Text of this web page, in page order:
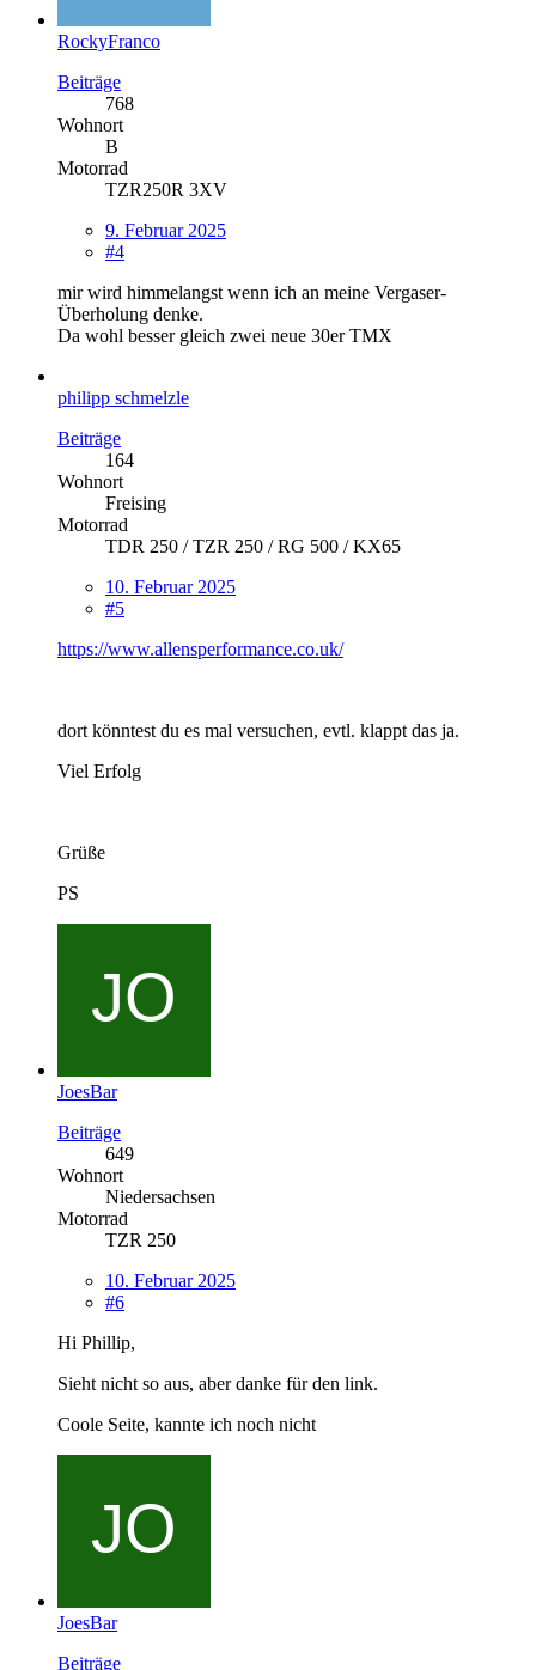
RockyFranco
Beiträge
768
Wohnort
B
Motorrad
TZR250R 3XV
9. Februar 2025
#4
mir wird himmelangst wenn ich an meine Vergaser-
Überholung denke.
Da wohl besser gleich zwei neue 30er TMX
philipp schmelzle
Beiträge
164
Wohnort
Freising
Motorrad
TDR 250 / TZR 250 / RG 500 / KX65
10. Februar 2025
#5
https://www.allensperformance.co.uk/
dort könntest du es mal versuchen, evtl. klappt das ja.
Viel Erfolg
Grüße
PS
JoesBar
Beiträge
649
Wohnort
Niedersachsen
Motorrad
TZR 250
10. Februar 2025
#6
Hi Phillip,
Sieht nicht so aus, aber danke für den link.
Coole Seite, kannte ich noch nicht
JoesBar
Beiträge